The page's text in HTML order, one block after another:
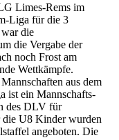
Limes-Rems im
Liga für die 3
die
die Vergabe der
noch Frost am
Wettkämpfe.
aus dem
ist ein Mannschafts-
des DLV für
U8 Kinder wurden
angeboten. Die